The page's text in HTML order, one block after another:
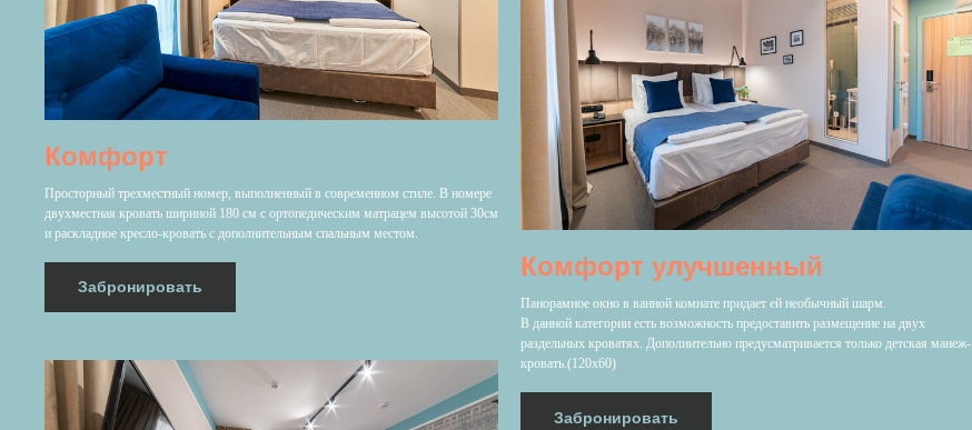
Комфорт
Просторный трехместный номер, выполненный в современном стиле. В номере
двухместная кровать шириной 180 см с ортопедическим матрацем высотой 30см
и раскладное кресло-кровать с дополнительным спальным местом.
Забронировать
Комфорт улучшенный
Панорамное окно в ванной комнате придает ей необычный шарм.
В данной категории есть возможность предоставить размещение на двух
раздельных кроватях. Дополнительно предусматривается только детская манеж-
кровать.(120х60)
Забронировать